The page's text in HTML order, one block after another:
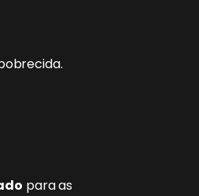
para as